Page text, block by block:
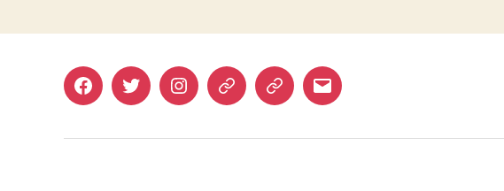
FacebookTwitterInstagramMastodonBlueskyE-